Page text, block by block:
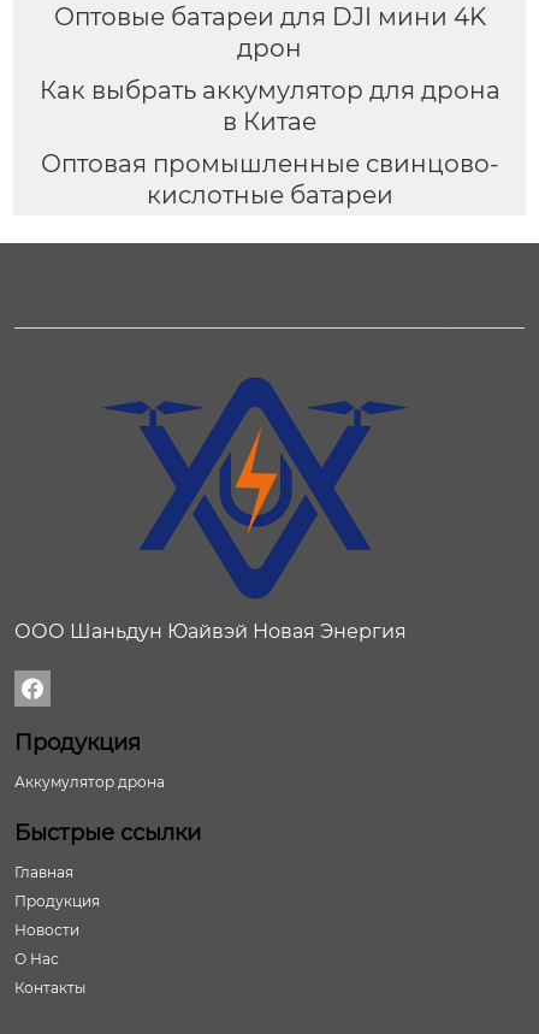
Оптовые батареи для DJI мини 4K
дрон
Как выбрать аккумулятор для дрона
в Китае
Оптовая промышленные свинцово-
кислотные батареи
ООО Шаньдун Юайвэй Новая Энергия

Продукция
Аккумулятор дрона
Быстрые ссылки
Главная
Продукция
Новости
О Нас
Контакты